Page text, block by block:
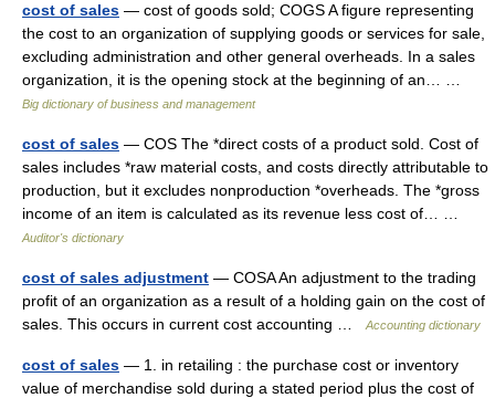
cost of sales — cost of goods sold; COGS A figure representing
the cost to an organization of supplying goods or services for sale,
excluding administration and other general overheads. In a sales
organization, it is the opening stock at the beginning of an… …
Big dictionary of business and management
cost of sales — COS The *direct costs of a product sold. Cost of
sales includes *raw material costs, and costs directly attributable to
production, but it excludes nonproduction *overheads. The *gross
income of an item is calculated as its revenue less cost of… …
Auditor's dictionary
cost of sales adjustment — COSA An adjustment to the trading
profit of an organization as a result of a holding gain on the cost of
sales. This occurs in current cost accounting …
Accounting dictionary
cost of sales — 1. in retailing : the purchase cost or inventory
value of merchandise sold during a stated period plus the cost of